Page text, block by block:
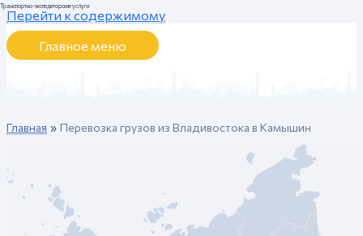
Перейти к содержимому
Транспортно-экспедиторские услуги
Главное меню
Главная Перевозка грузов из Владивостока в Камышин